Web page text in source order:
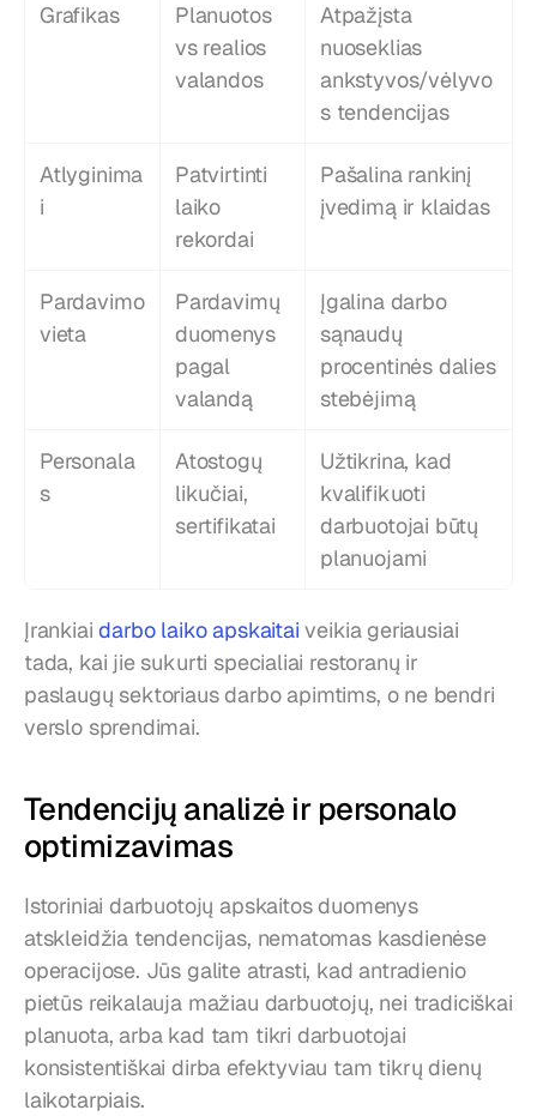
Grafikas
Planuotos
vs realios
valandos
Atpažįsta
nuoseklias
ankstyvos/vėlyvo
s tendencijas
Atlyginima
i
Patvirtinti
laiko
rekordai
Pašalina rankinį
įvedimą ir klaidas
Pardavimo
vieta
Pardavimų
duomenys
pagal
valandą
Įgalina darbo
sąnaudų
procentinės dalies
stebėjimą
Personala
s
Atostogų
likučiai,
sertifikatai
Užtikrina, kad
kvalifikuoti
darbuotojai būtų
planuojami
Įrankiai darbo laiko apskaitai veikia geriausiai
tada, kai jie sukurti specialiai restoranų ir
paslaugų sektoriaus darbo apimtims, o ne bendri
verslo sprendimai.
Tendencijų analizė ir personalo
optimizavimas
Istoriniai darbuotojų apskaitos duomenys
atskleidžia tendencijas, nematomas kasdienėse
operacijose. Jūs galite atrasti, kad antradienio
pietūs reikalauja mažiau darbuotojų, nei tradiciškai
planuota, arba kad tam tikri darbuotojai
konsistentiškai dirba efektyviau tam tikrų dienų
laikotarpiais.